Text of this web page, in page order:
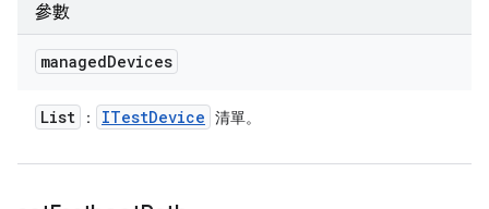
參數
managedDevices
List ： ITestDevice 清單。